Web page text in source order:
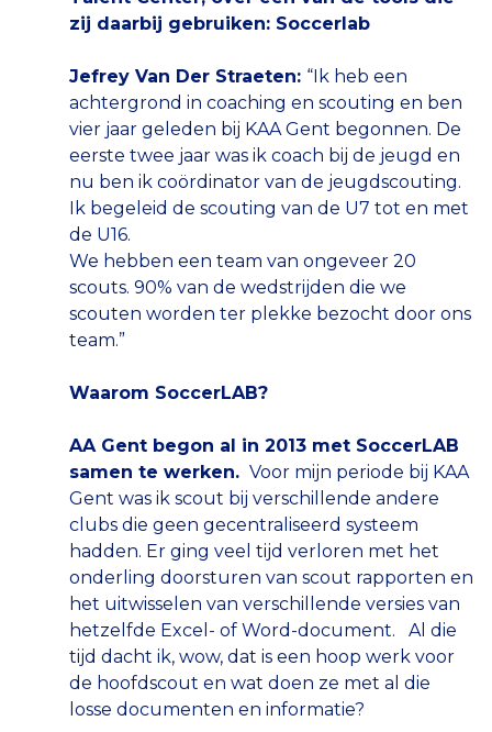
zij daarbij gebruiken: Soccerlab
Jefrey Van Der Straeten: “Ik heb een
achtergrond in coaching en scouting en ben
vier jaar geleden bij KAA Gent begonnen. De
eerste twee jaar was ik coach bij de jeugd en
nu ben ik coördinator van de jeugdscouting.
Ik begeleid de scouting van de U7 tot en met
de U16.
We hebben een team van ongeveer 20
scouts. 90% van de wedstrijden die we
scouten worden ter plekke bezocht door ons
team.”
Waarom SoccerLAB?
AA Gent begon al in 2013 met SoccerLAB
samen te werken. Voor mijn periode bij KAA
Gent was ik scout bij verschillende andere
clubs die geen gecentraliseerd systeem
hadden. Er ging veel tijd verloren met het
onderling doorsturen van scout rapporten en
het uitwisselen van verschillende versies van
hetzelfde Excel- of Word-document. Al die
tijd dacht ik, wow, dat is een hoop werk voor
de hoofdscout en wat doen ze met al die
losse documenten en informatie?